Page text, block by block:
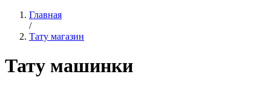
Главная
/
Тату магазин
Тату машинки